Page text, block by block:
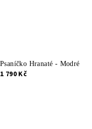
Psaníčko Hranaté - Modré
1 790 Kč